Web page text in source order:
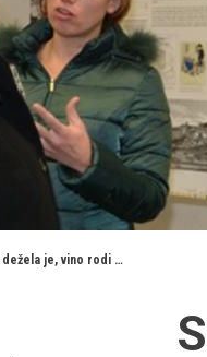
dežela je, vino rodi …